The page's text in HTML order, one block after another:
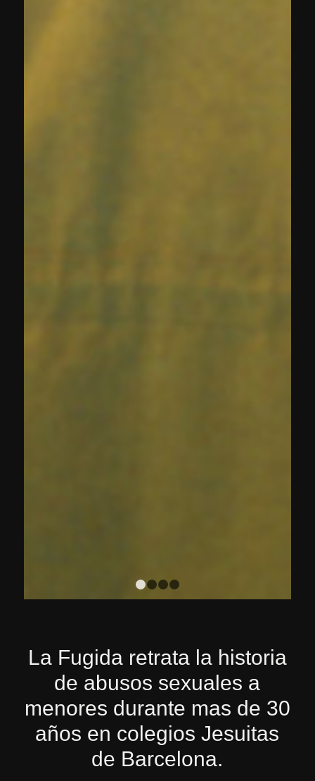
La Fugida retrata la historia
de abusos sexuales a
menores durante mas de 30
años en colegios Jesuitas
de Barcelona.